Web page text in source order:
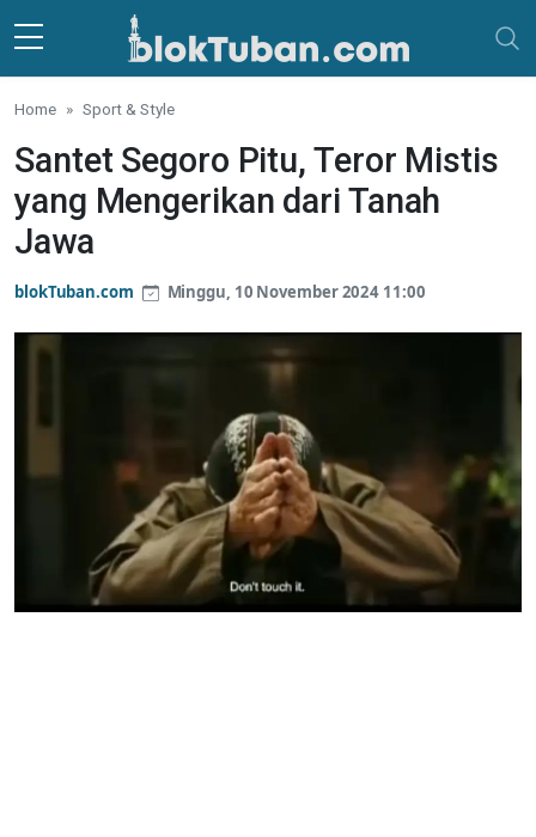
Skip to main content
Home Sport & Style
Santet Segoro Pitu, Teror Mistis
yang Mengerikan dari Tanah
Jawa
blokTuban.com Minggu, 10 November 2024 11:00